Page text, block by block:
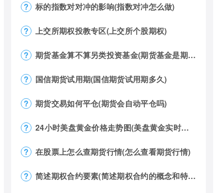
标的指数对对冲的影响(指数对冲怎么做)
上交所期权投教专区(上交所个股期权)
期货基金算不算另类投资基金(期货基金是期货还是基金)
国信期货试用期(国信期货试用期多久)
期货交易如何平仓(期货会自动平仓吗)
24小时美盘黄金价格走势图(美盘黄金实时行情怎么看)
在股票上怎么查期货行情(怎么查看期货行情)
简述期权合约要素(简述期权合约的概念和特点)